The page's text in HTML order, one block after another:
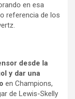
en esa
referencia de los
desde la
y dar una
en Champions,
de Lewis-Skelly